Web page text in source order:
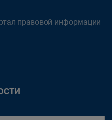
правовой информации